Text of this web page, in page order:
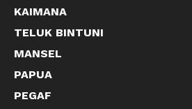
KAIMANA
TELUK BINTUNI
MANSEL
PAPUA
PEGAF